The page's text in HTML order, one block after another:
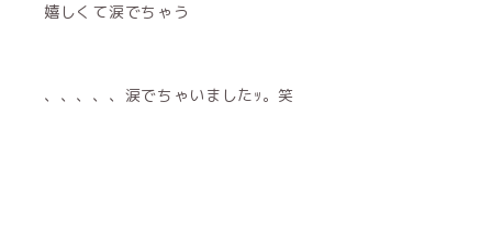
嬉しくて涙でちゃう
、、、、、涙でちゃいましたｯ。笑